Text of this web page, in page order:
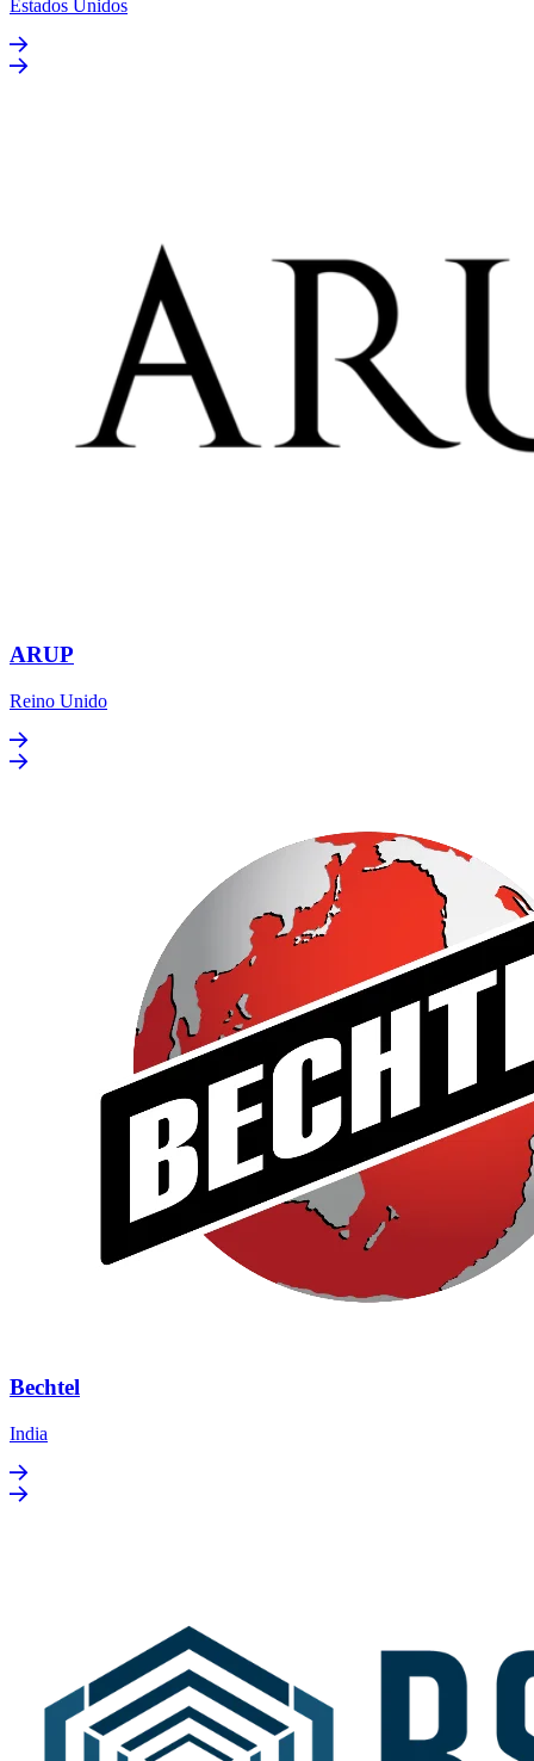
Estados Unidos
ARUP
Reino Unido
Bechtel
India